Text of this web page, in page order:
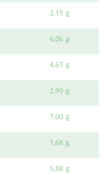
2,15 g
6,06 g
4,67 g
2,99 g
7,00 g
1,68 g
5,88 g